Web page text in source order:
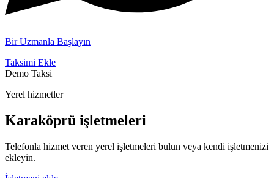
Bir Uzmanla Başlayın
Taksimi Ekle
Demo Taksi
Yerel hizmetler
Karaköprü işletmeleri
Telefonla hizmet veren yerel işletmeleri bulun veya kendi işletmenizi
ekleyin.